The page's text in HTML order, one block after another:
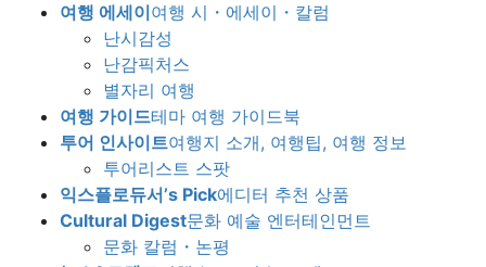
여행 에세이여행 시・에세이・칼럼
난시감성
난감픽처스
별자리 여행
여행 가이드테마 여행 가이드북
투어 인사이트여행지 소개, 여행팁, 여행 정보
투어리스트 스팟
익스플로듀서’s Pick에디터 추천 상품
Cultural Digest문화 예술 엔터테인먼트
문화 칼럼・논평